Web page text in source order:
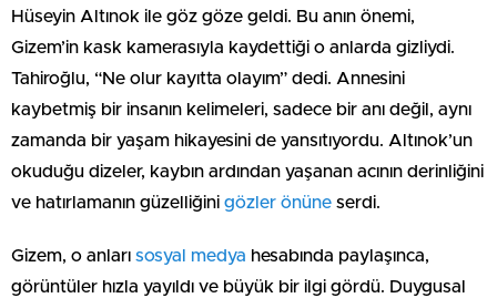
Hüseyin Altınok ile göz göze geldi. Bu anın önemi,
Gizem’in kask kamerasıyla kaydettiği o anlarda gizliydi.
Tahiroğlu, “Ne olur kayıtta olayım” dedi. Annesini
kaybetmiş bir insanın kelimeleri, sadece bir anı değil, aynı
zamanda bir yaşam hikayesini de yansıtıyordu. Altınok’un
okuduğu dizeler, kaybın ardından yaşanan acının derinliğini
ve hatırlamanın güzelliğini gözler önüne serdi.
Gizem, o anları sosyal medya hesabında paylaşınca,
görüntüler hızla yayıldı ve büyük bir ilgi gördü. Duygusal